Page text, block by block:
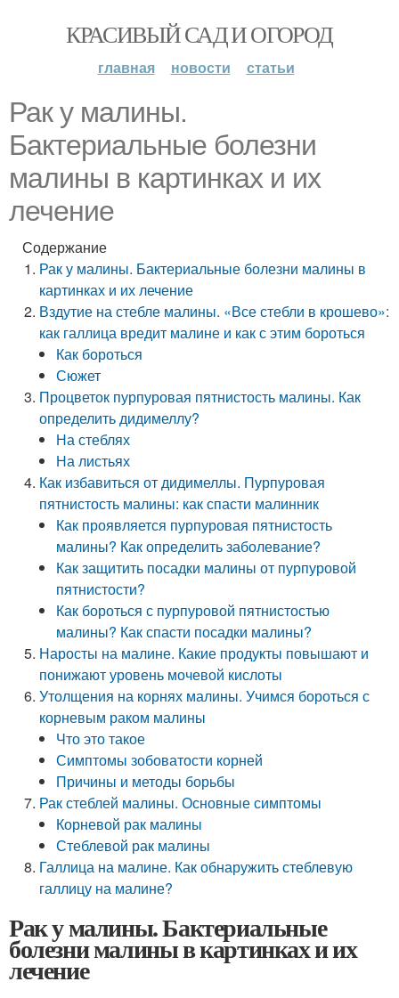
КРАСИВЫЙ САД И ОГОРОД
главная новости статьи
Рак у малины.
Бактериальные болезни
малины в картинках и их
лечение
Содержание
Рак у малины. Бактериальные болезни малины в
картинках и их лечение
Вздутие на стебле малины. «Все стебли в крошево»:
как галлица вредит малине и как с этим бороться
Как бороться
Сюжет
Процветок пурпуровая пятнистость малины. Как
определить дидимеллу?
На стеблях
На листьях
Как избавиться от дидимеллы. Пурпуровая
пятнистость малины: как спасти малинник
Как проявляется пурпуровая пятнистость
малины? Как определить заболевание?
Как защитить посадки малины от пурпуровой
пятнистости?
Как бороться с пурпуровой пятнистостью
малины? Как спасти посадки малины?
Наросты на малине. Какие продукты повышают и
понижают уровень мочевой кислоты
Утолщения на корнях малины. Учимся бороться с
корневым раком малины
Что это такое
Симптомы зобоватости корней
Причины и методы борьбы
Рак стеблей малины. Основные симптомы
Корневой рак малины
Стеблевой рак малины
Галлица на малине. Как обнаружить стеблевую
галлицу на малине?
Рак у малины. Бактериальные
болезни малины в картинках и их
лечение